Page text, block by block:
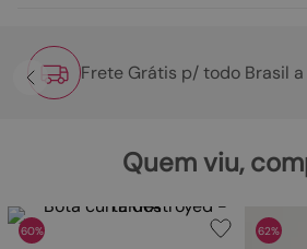
Frete Grátis p/ todo Brasil
Quem viu,
60% 62%